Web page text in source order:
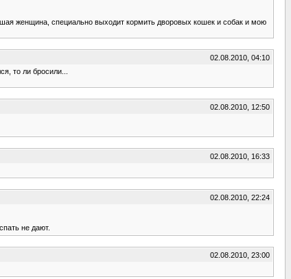
женщина, специально выходит кормить дворовых кошек и собак и мою
02.08.2010, 04:10
то ли бросили...
02.08.2010, 12:50
02.08.2010, 16:33
02.08.2010, 22:24
не дают.
02.08.2010, 23:00